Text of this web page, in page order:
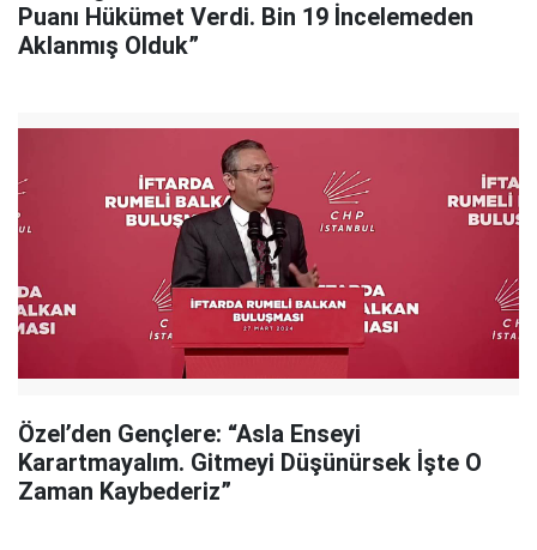
Puanı Hükümet Verdi. Bin 19 İncelemeden
Aklanmış Olduk”
Özel’den Gençlere: “Asla Enseyi
Karartmayalım. Gitmeyi Düşünürsek İşte O
Zaman Kaybederiz”